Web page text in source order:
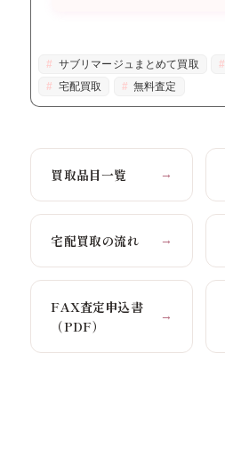
サブリマージュまとめて買取
宅配買取
無料査定
買取品目一覧 →
宅配買取の流れ →
FAX査定申込書
（PDF）
→